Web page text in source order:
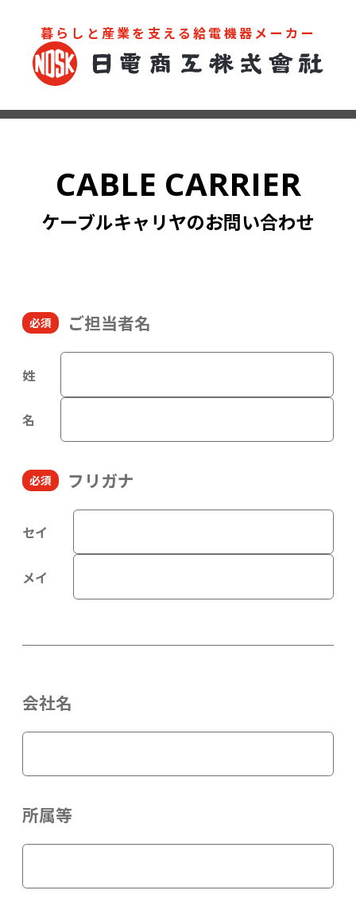
暮らしと産業を支える給電機器メーカー
お問い合わせ カタログ
CABLE CARRIER
ケーブルキャリヤのお問い合わせ
ご担当者名
姓
名
フリガナ
セイ
メイ
会社名
所属等